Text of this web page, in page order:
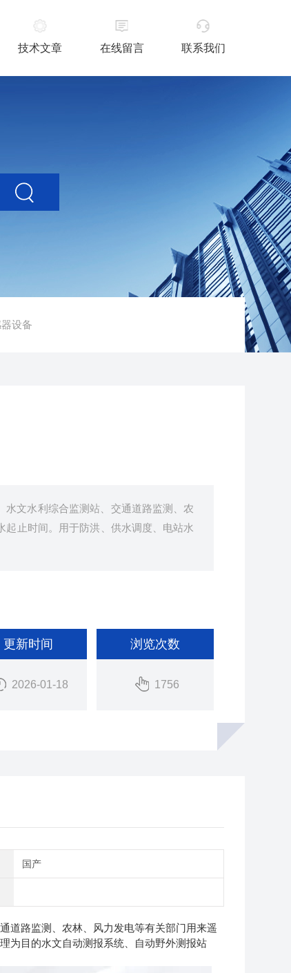
技术文章 在线留言 联系我们
设备
文水利综合监测站、交通道路监测、农
止时间。用于防洪、供水调度、电站水
更新时间
2026-01-18
浏览次数
1756
国产
道路监测、农林、风力发电等有关部门用来遥
为目的水文自动测报系统、自动野外测报站